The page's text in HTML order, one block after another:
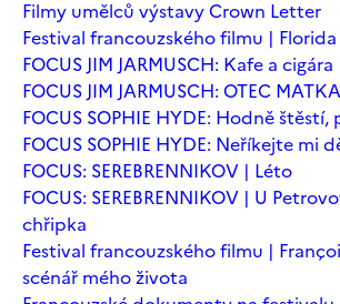
Filmy umělců výstavy Crown Letter
Festival francouzského filmu | Florida
FOCUS JIM JARMUSCH: Kafe a cigára
FOCUS JIM JARMUSCH: OTEC
FOCUS SOPHIE HYDE: Hodně štěstí,
FOCUS SOPHIE HYDE: Neříkejte mi
FOCUS: SEREBRENNIKOV | Léto
FOCUS: SEREBRENNIKOV | U
chřipka
Festival francouzského filmu |
scénář mého života